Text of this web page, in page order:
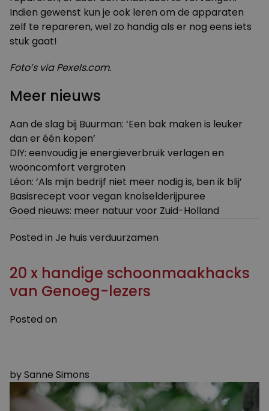
Indien gewenst kun je ook leren om de apparaten
zelf te repareren, wel zo handig als er nog eens iets
stuk gaat!
Foto’s via Pexels.com.
Meer nieuws
Aan de slag bij Buurman: ‘Een bak maken is leuker
dan er één kopen’
DIY: eenvoudig je energieverbruik verlagen en
wooncomfort vergroten
Léon: ‘Als mijn bedrijf niet meer nodig is, ben ik blij’
Basisrecept voor vegan knolselderijpuree
Goed nieuws: meer natuur voor Zuid-Holland
Posted in Je huis verduurzamen
20 x handige schoonmaakhacks
van Genoeg-lezers
Posted on
bySanne Simons